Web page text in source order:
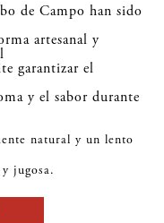
de Campo han sido
artesanal y
garantizar el
y el sabor durante
natural y un lento
jugosa.